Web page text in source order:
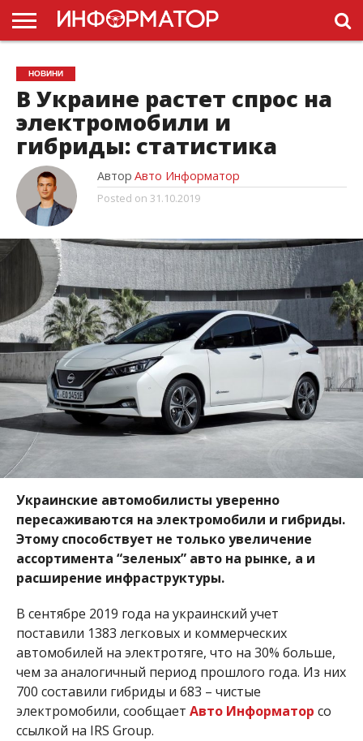
ГОЛОВНА
НОВИНИ
ПДР
УКРАЇНИ
РЕКЛАМА
ПРОЕКТЫ
НОВИНИ
В Украине растет спрос на
электромобили и
гибриды: статистика
Автор Авто Информатор
Posted on 31.10.2019
Украинские автомобилисты уверенно
пересаживаются на электромобили и гибриды.
Этому способствует не только увеличение
ассортимента “зеленых” авто на рынке, а и
расширение инфраструктуры.
В сентябре 2019 года на украинский учет
поставили 1383 легковых и коммерческих
автомобилей на электротяге, что на 30% больше,
чем за аналогичный период прошлого года. Из них
700 составили гибриды и 683 – чистые
электромобили, сообщает Авто Информатор со
ссылкой на IRS Group.